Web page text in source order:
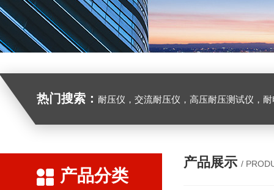
热门搜索： 耐压仪，交流耐压仪，高压耐压测试仪，
产品分类
产品展示 /